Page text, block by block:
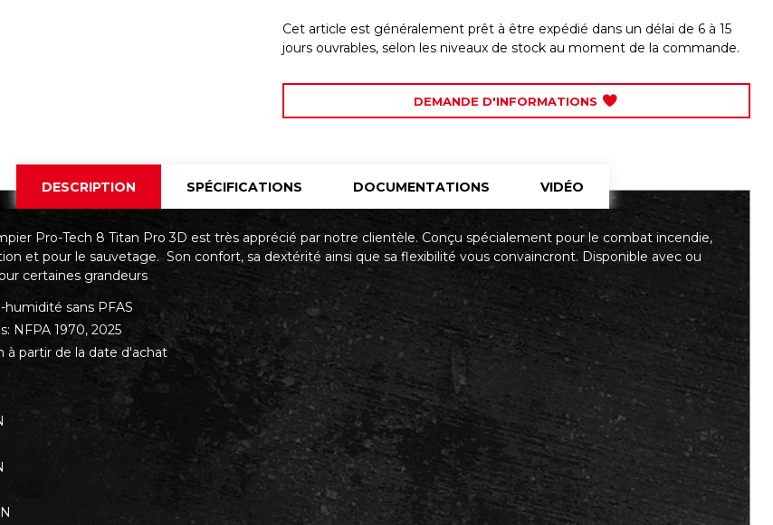
Cet article est généralement prêt à être expédié dans un délai de 6 à 15
jours ouvrables, selon les niveaux de stock au moment de la commande.
DEMANDE D'INFORMATIONS
DESCRIPTION SPÉCIFICATIONS DOCUMENTATIONS VIDÉO
Pro-Tech 8 Titan Pro 3D est très apprécié par notre clientèle. Conçu spécialement pour le combat incendie,
et pour le sauvetage. Son confort, sa dextérité ainsi que sa flexibilité vous convaincront. Disponible avec ou
certaines grandeurs
humidité sans PFAS
NFPA 1970, 2025
à partir de la date d'achat